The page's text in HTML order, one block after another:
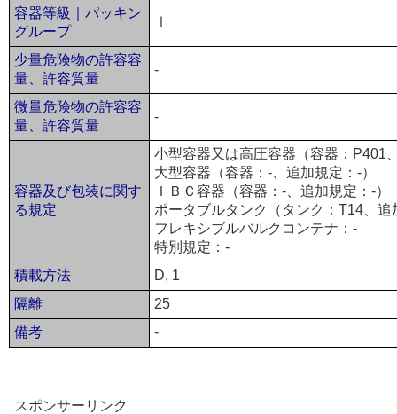
容器等級｜パッキン
グループ
Ⅰ
少量危険物の許容容
量、許容質量
-
微量危険物の許容容
量、許容質量
-
容器及び包装に関す
る規定
小型容器又は高圧容器（容器：P401
大型容器（容器：-、追加規定：-）
ＩＢＣ容器（容器：-、追加規定：-）
ポータブルタンク（タンク：T14、
フレキシブルバルクコンテナ：-
特別規定：-
積載方法
D, 1
隔離
25
備考
-
スポンサーリンク